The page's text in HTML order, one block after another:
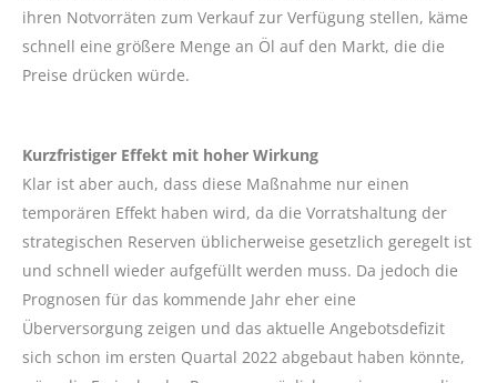
ihren Notvorräten zum Verkauf zur Verfügung stellen, käme
schnell eine größere Menge an Öl auf den Markt, die die
Preise drücken würde.
Kurzfristiger Effekt mit hoher Wirkung
Klar ist aber auch, dass diese Maßnahme nur einen
temporären Effekt haben wird, da die Vorratshaltung der
strategischen Reserven üblicherweise gesetzlich geregelt ist
und schnell wieder aufgefüllt werden muss. Da jedoch die
Prognosen für das kommende Jahr eher eine
Überversorgung zeigen und das aktuelle Angebotsdefizit
sich schon im ersten Quartal 2022 abgebaut haben könnte,